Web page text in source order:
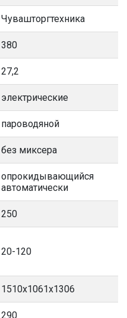
Чувашторгтехника
380
27,2
электрические
пароводяной
без миксера
опрокидывающийся
автоматически
250
20-120
1510х1061х1306
290